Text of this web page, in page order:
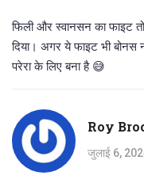
फिली और स्वानसन का फाइट
दिया। अगर ये फाइट भी बोनस
परेरा के लिए बना है 😅
Roy
जुलाई 6,